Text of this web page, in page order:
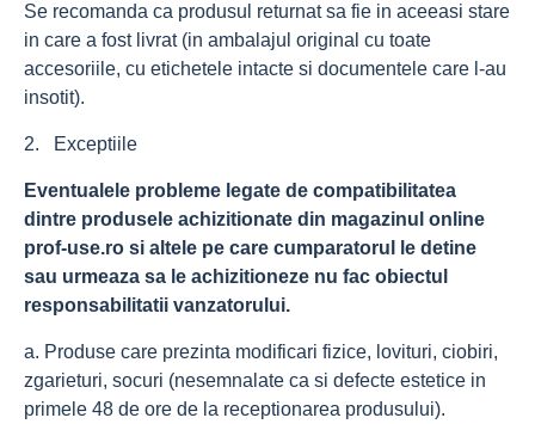
Se recomanda ca produsul returnat sa fie in aceeasi stare
in care a fost livrat (in ambalajul original cu toate
accesoriile, cu etichetele intacte si documentele care l-au
insotit).
2. Exceptiile
Eventualele probleme legate de compatibilitatea
dintre produsele achizitionate din magazinul online
prof-use.ro si altele pe care cumparatorul le detine
sau urmeaza sa le achizitioneze nu fac obiectul
responsabilitatii vanzatorului.
a. Produse care prezinta modificari fizice, lovituri, ciobiri,
zgarieturi, socuri (nesemnalate ca si defecte estetice in
primele 48 de ore de la receptionarea produsului).